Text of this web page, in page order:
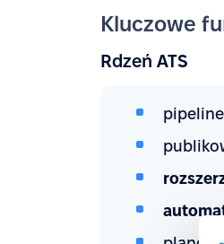
Kluczowe
Rdzeń ATS